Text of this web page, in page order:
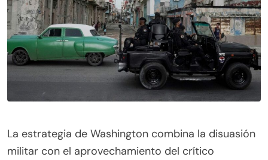
La estrategia de Washington combina la disuasión
militar con el aprovechamiento del crítico